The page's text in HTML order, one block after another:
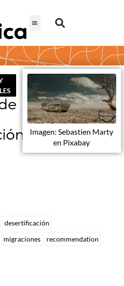
Imagen: Sebastien Marty
en Pixabay
desertificación
migraciones
recommendation